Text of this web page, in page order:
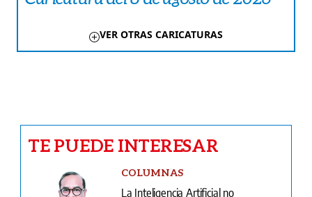
VER OTRAS CARICATURAS
La Inteligencia Artificial no
transformará Panamá; los
panameños sí
LA PAISITA